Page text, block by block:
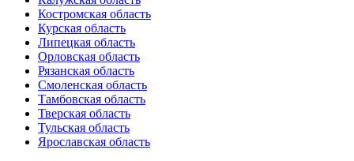
Костромская область
Курская область
Липецкая область
Орловская область
Рязанская область
Смоленская область
Тамбовская область
Тверская область
Тульская область
Ярославская область